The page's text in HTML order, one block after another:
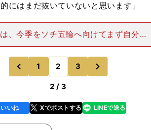
にはまだ抜いていないと思います」
、今季をソチ五輪へ向けてまず自分の
ーズンととらえている。その中で「体
る」と言うように、ＳＰでは完璧な演
上げているのに比
前
のページへ
1 2 3
2 / 3
いいね Xでポストする
line LINEで送る